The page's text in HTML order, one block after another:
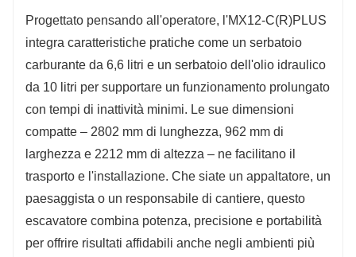
Progettato pensando all'operatore, l'MX12-C(R)PLUS
integra caratteristiche pratiche come un serbatoio
carburante da 6,6 litri e un serbatoio dell'olio idraulico
da 10 litri per supportare un funzionamento prolungato
con tempi di inattività minimi. Le sue dimensioni
compatte – 2802 mm di lunghezza, 962 mm di
larghezza e 2212 mm di altezza – ne facilitano il
trasporto e l'installazione. Che siate un appaltatore, un
paesaggista o un responsabile di cantiere, questo
escavatore combina potenza, precisione e portabilità
per offrire risultati affidabili anche negli ambienti più